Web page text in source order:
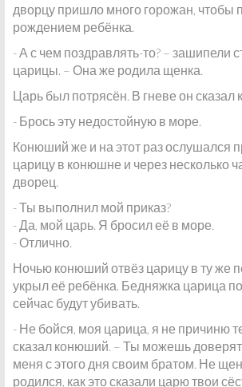
дворцу пришло много горожан, чтобы
рождением ребёнка.
- А с чем поздравлять-то? – зашипели
царицы. – Она же родила щенка.
Царь был потрясён. В гневе он
- Брось эту недостойную в море.
Конюший же и на этот раз ослушался
царицу в конюшне и через несколько
дворец.
- Ты выполнил мой приказ?
- Да, мой царь. Я бросил её в море.
- Отлично.
Ночью конюший отвёз царицу в ту же
укрыл её ребёнка. Бедняжка царица
сейчас будут убивать.
- Не бойся, моя царица, я не причиню
сказал конюший. – Ты можешь
меня с этого дня своим братом. Не
родился, как это сказали царю твои